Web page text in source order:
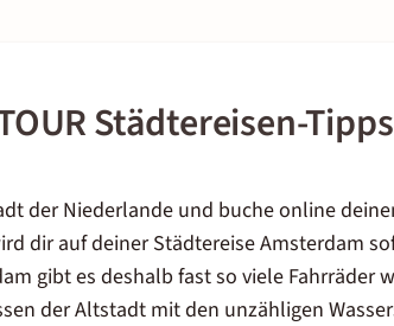
Städtereisen-
der Niederlande und buche online
dir auf deiner Städtereise Amsterdam
gibt es deshalb fast so viele Fahrräder
der Altstadt mit den unzähligen